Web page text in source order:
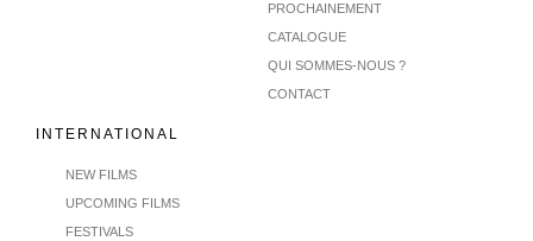
PROCHAINEMENT
CATALOGUE
QUI SOMMES-NOUS ?
CONTACT
INTERNATIONAL
NEW FILMS
UPCOMING FILMS
FESTIVALS